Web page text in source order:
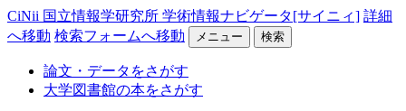
CiNii 国立情報学研究所 学術情報ナビゲータ[サイニィ] 詳細
へ移動 検索フォームへ移動 メニュー 検索
論文・データをさがす
大学図書館の本をさがす